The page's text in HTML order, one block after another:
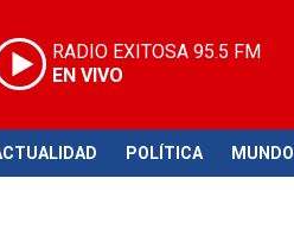
RADIO EXITOSA 95.5 FM
EN VIVO
POLÍTICA MUNDO